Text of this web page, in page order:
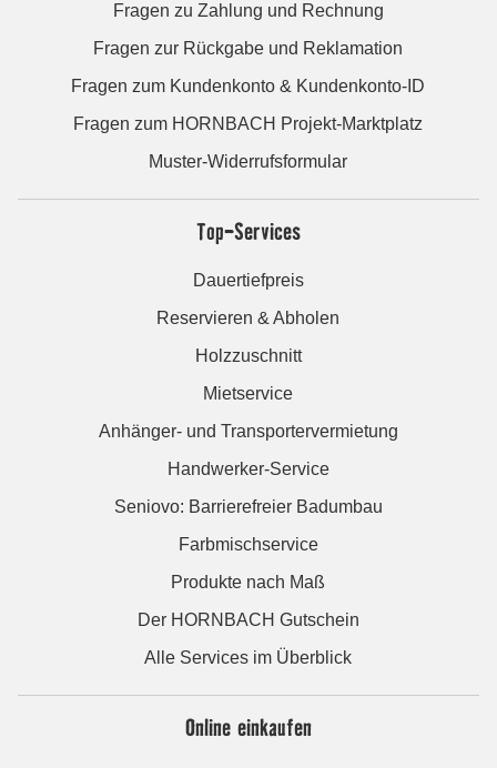
Fragen zu Zahlung und Rechnung
Fragen zur Rückgabe und Reklamation
Fragen zum Kundenkonto & Kundenkonto-ID
Fragen zum HORNBACH Projekt-Marktplatz
Muster-Widerrufsformular
Top-Services
Dauertiefpreis
Reservieren & Abholen
Holzzuschnitt
Mietservice
Anhänger- und Transportervermietung
Handwerker-Service
Seniovo: Barrierefreier Badumbau
Farbmischservice
Produkte nach Maß
Der HORNBACH Gutschein
Alle Services im Überblick
Online einkaufen